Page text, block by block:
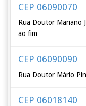
CEP 06090070
Rua Doutor Mariano
ao fim
CEP 06090090
Rua Doutor Mário
CEP 06018140